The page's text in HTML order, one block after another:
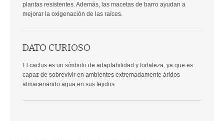
plantas resistentes. Además, las macetas de barro ayudan a
mejorar la oxigenación de las raíces.
DATO CURIOSO
El cactus es un símbolo de adaptabilidad y fortaleza, ya que es
capaz de sobrevivir en ambientes extremadamente áridos
almacenando agua en sus tejidos.